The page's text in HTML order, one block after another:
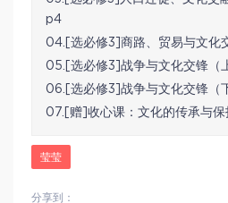
p4
04.[选必修3]商路、贸易与文化
05.[选必修3]战争与文化交锋（
06.[选必修3]战争与文化交锋（
07.[赠]收心课：文化的传承与
莹莹
分享到：